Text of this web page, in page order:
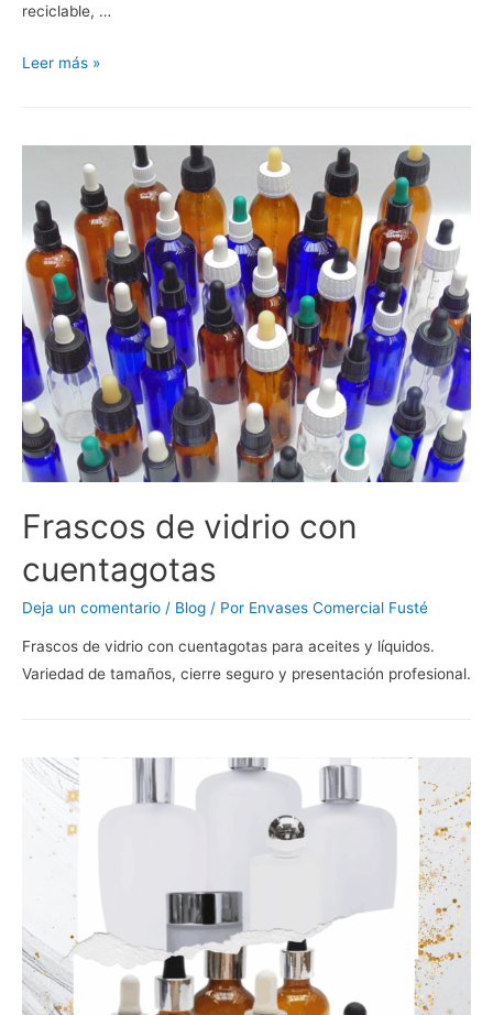
reciclable, …
Leer más »
Frascos de vidrio con
cuentagotas
Deja un comentario / Blog / Por Envases Comercial Fusté
Frascos de vidrio con cuentagotas para aceites y líquidos.
Variedad de tamaños, cierre seguro y presentación profesional.